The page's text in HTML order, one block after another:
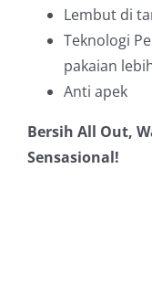
Lembut di
Teknologi
pakaian
Anti apek
Bersih All Out,
Sensasional!